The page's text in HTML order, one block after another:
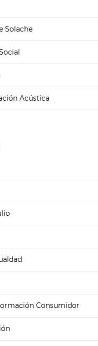
Solache
Acústica
Consumidor